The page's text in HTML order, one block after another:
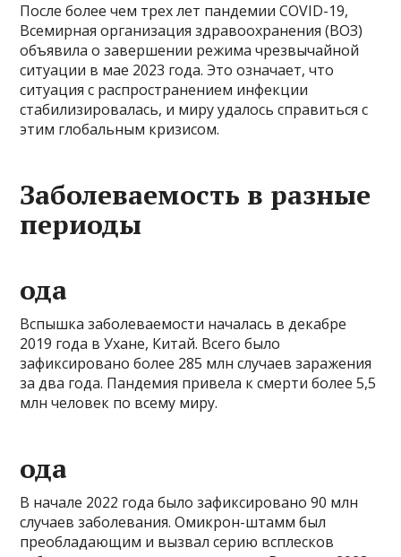
После более чем трех лет пандемии COVID-19,
Всемирная организация здравоохранения (ВОЗ)
объявила о завершении режима чрезвычайной
ситуации в мае 2023 года. Это означает, что
ситуация с распространением инфекции
стабилизировалась, и миру удалось справиться с
этим глобальным кризисом.
Заболеваемость в разные
периоды
ода
Вспышка заболеваемости началась в декабре
2019 года в Ухане, Китай. Всего было
зафиксировано более 285 млн случаев заражения
за два года. Пандемия привела к смерти более 5,5
млн человек по всему миру.
ода
В начале 2022 года было зафиксировано 90 млн
случаев заболевания. Омикрон-штамм был
преобладающим и вызвал серию всплесков